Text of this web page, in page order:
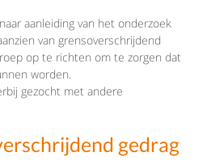
aanleiding van het onderzoek
van grensoverschrijdend
op te richten om te zorgen dat
worden.
gezocht met andere
gedrag